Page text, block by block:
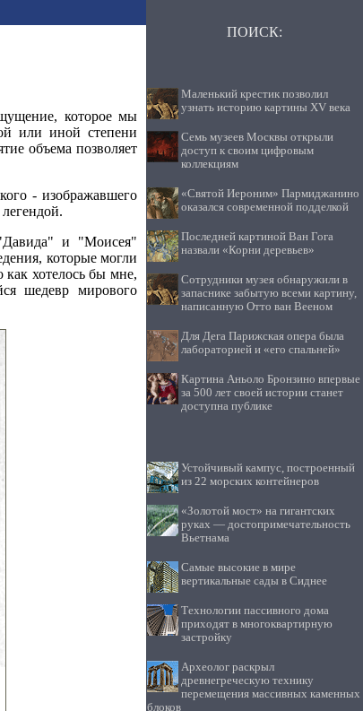
которое мы
или иной степени
объема позволяет
- изображавшего
и "Моисея"
которые могли
хотелось бы мне,
шедевр мирового
ПОИСК:
Маленький крестик позволил
узнать историю картины XV века
Семь музеев Москвы открыли
доступ к своим цифровым
коллекциям
«Святой Иероним» Пармиджанино
оказался современной подделкой
Последней картиной Ван Гога
назвали «Корни деревьев»
Cотрудники музея обнаружили в
запаснике забытую всеми картину,
написанную Отто ван Вееном
Для Дега Парижская опера была
лабораторией и «его спальней»
Картина Аньоло Бронзино впервые
за 500 лет своей истории станет
доступна публике
Устойчивый кампус, построенный
из 22 морских контейнеров
«Золотой мост» на гигантских
руках — достопримечательность
Вьетнама
Самые высокие в мире
вертикальные сады в Сиднее
Технологии пассивного дома
приходят в многоквартирную
застройку
Археолог раскрыл
древнегреческую технику
перемещения массивных каменных
блоков